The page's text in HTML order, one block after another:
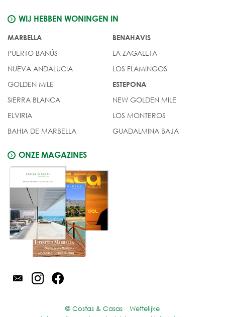
WIJ HEBBEN WONINGEN IN
MARBELLA
PUERTO BANÚS
NUEVA ANDALUCIA
GOLDEN MILE
SIERRA BLANCA
ELVIRIA
BAHIA DE MARBELLA
BENAHAVIS
LA ZAGALETA
LOS FLAMINGOS
ESTEPONA
NEW GOLDEN MILE
LOS MONTEROS
GUADALMINA BAJA
ONZE MAGAZINES
© Costas & Casas
Wettelijke